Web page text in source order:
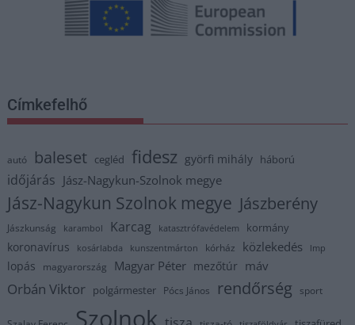
Címkefelhő
autó baleset cegléd fidesz györfi mihály háború
időjárás Jász-Nagykun-Szolnok megye
Jász-Nagykun Szolnok megye Jászberény
Jászkunság karambol Karcag katasztrófavédelem kormány
koronavírus kosárlabda kunszentmárton kórház közlekedés lmp
lopás magyarország Magyar Péter mezőtúr máv
Orbán Viktor polgármester Pócs János rendőrség sport
Szolnok